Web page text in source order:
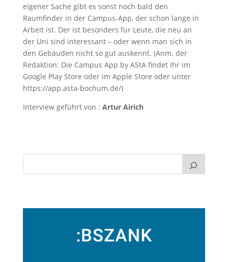
eigener Sache gibt es sonst noch bald den
Raumfinder in der Campus-App, der schon lange in
Arbeit ist. Der ist besonders für Leute, die neu an
der Uni sind interessant – oder wenn man sich in
den Gebäuden nicht so gut auskennt. (Anm. der
Redaktion: Die Campus App by AStA findet Ihr im
Google Play Store oder im Apple Store oder unter
https://app.asta-bochum.de/)
Interview geführt von : Artur Airich